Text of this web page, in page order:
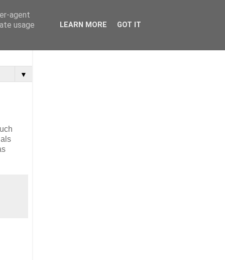
▼
agent
usage
LEARN MORE GOT IT